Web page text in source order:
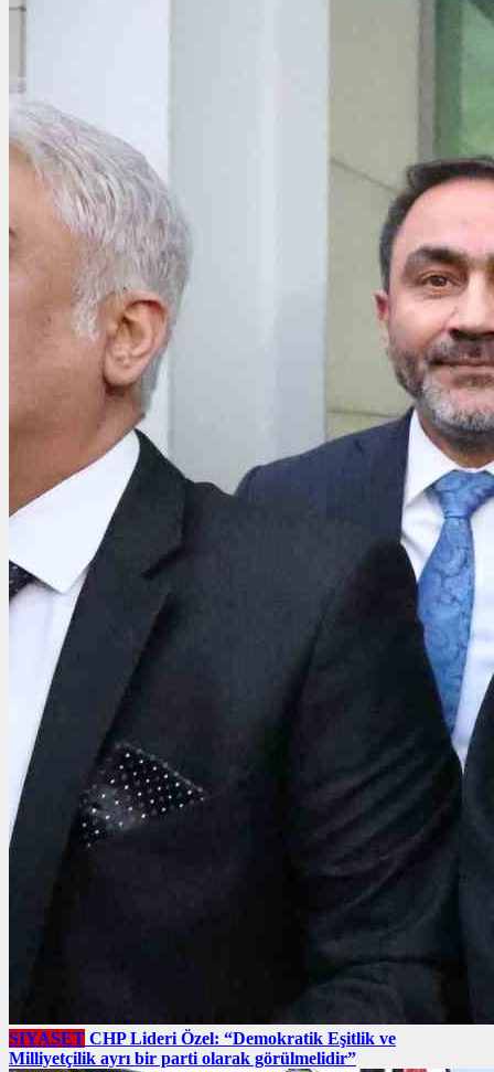
SIYASET CHP Lideri Özel: “Demokratik Eşitlik ve
Milliyetçilik ayrı bir parti olarak görülmelidir”